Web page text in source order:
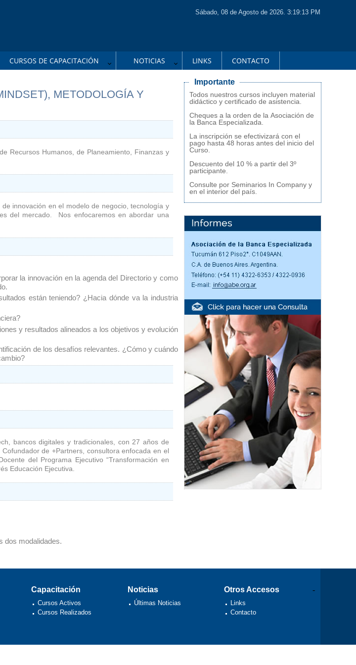
Sábado, 08 de Agosto de 2026. 3:19:13 PM
CURSOS DE CAPACITACIÓN NOTICIAS LINKS CONTACTO
METODOLOGÍA Y
Recursos Humanos, de Planeamiento, Finanzas y
innovación en el modelo de negocio, tecnología y
del mercado. Nos enfocaremos en abordar una
la innovación en la agenda del Directorio y como
están teniendo? ¿Hacia dónde va la industria
y resultados alineados a los objetivos y evolución
de los desafíos relevantes. ¿Cómo y cuándo
bancos digitales y tradicionales, con 27 años de
de +Partners, consultora enfocada en el
del Programa Ejecutivo “Transformación en
Educación Ejecutiva.
dos modalidades.
Importante
Todos nuestros cursos incluyen material
didáctico y certificado de asistencia.
Cheques a la orden de la Asociación de
la Banca Especializada.
La inscripción se efectivizará con el
pago hasta 48 horas antes del inicio del
Curso.
Descuento del 10 % a partir del 3º
participante.
Consulte por Seminarios In Company y
en el interior del país.
Capacitación
Cursos Activos
Cursos Realizados
Noticias
Últimas Noticias
-
Otros Accesos
Links
Contacto